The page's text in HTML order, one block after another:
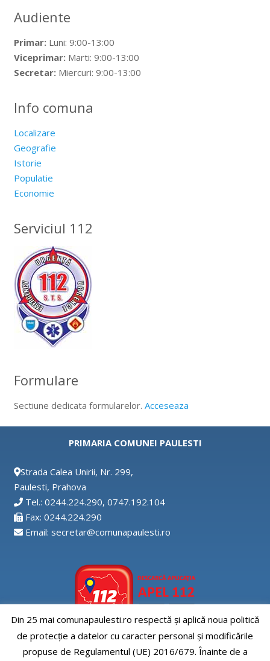
Audiente
Primar:Luni: 9:00-13:00
Viceprimar:Marti: 9:00-13:00
Secretar:Miercuri: 9:00-13:00
Info comuna
Localizare
Geografie
Istorie
Populatie
Economie
Serviciul 112
Formulare
Sectiune dedicata formularelor. Acceseaza
PRIMARIA COMUNEI PAULESTI
Strada Calea Unirii, Nr. 299,
Paulesti, Prahova
Tel.: 0244.224.290, 0747.192.104
Fax: 0244.224.290
Email: secretar@comunapaulesti.ro
Aplicatia APEL112
Din 25 mai comunapaulesti.ro respectă și aplică noua politică
de protecție a datelor cu caracter personal și modificările
propuse de Regulamentul (UE) 2016/679. Înainte de a